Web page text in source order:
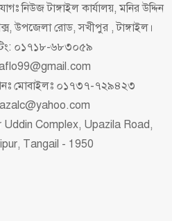
নিউজ টাঙ্গাইল কার্যালয়, মনির উদ্দিন
উপজেলা রোড, সখীপুর , টাঙ্গাইল।
০১৭১৮-৬৮৩০৫৯
মোবাইলঃ ০১৭৩৭-৭২৯৪২৩
Uddin Complex, Upazila Road,
Tangail - 1950